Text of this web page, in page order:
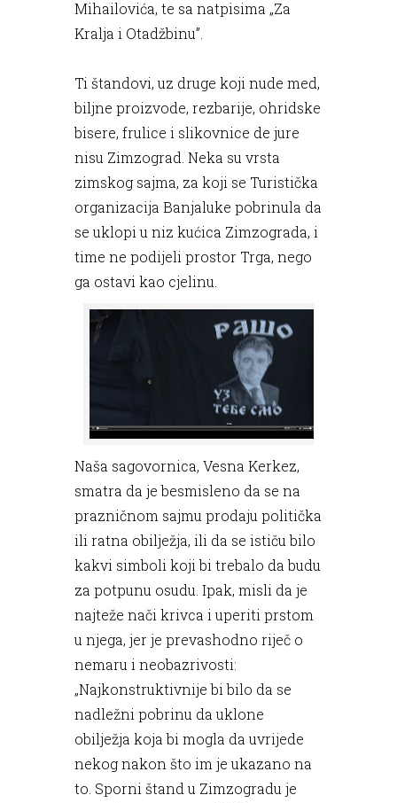
Mihailovića, te sa natpisima „Za
Kralja i Otadžbinu”.
Ti štandovi, uz druge koji nude med,
biljne proizvode, rezbarije, ohridske
bisere, frulice i slikovnice de jure
nisu Zimzograd. Neka su vrsta
zimskog sajma, za koji se Turistička
organizacija Banjaluke pobrinula da
se uklopi u niz kućica Zimzograda, i
time ne podijeli prostor Trga, nego
ga ostavi kao cjelinu.
Naša sagovornica, Vesna Kerkez,
smatra da je besmisleno da se na
prazničnom sajmu prodaju politička
ili ratna obilježja, ili da se ističu bilo
kakvi simboli koji bi trebalo da budu
za potpunu osudu. Ipak, misli da je
najteže nači krivca i uperiti prstom
u njega, jer je prevashodno riječ o
nemaru i neobazrivosti:
„Najkonstruktivnije bi bilo da se
nadležni pobrinu da uklone
obilježja koja bi mogla da uvrijede
nekog nakon što im je ukazano na
to. Sporni štand u Zimzogradu je